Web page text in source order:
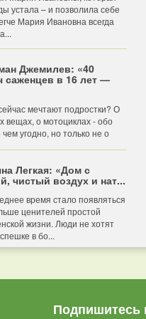
устала – и позволила себе
Мария Ивановна всегда
Джемилев: «40
саженцев в 16 лет —
мечтают подростки? О
вещах, о мотоциклах - обо
чем угодно, но только не о
Легкая: «Дом с
чистый воздух и нат...
время стало появляться
ценителей простой
жизни. Люди не хотят
в бо...
Подпишитесь